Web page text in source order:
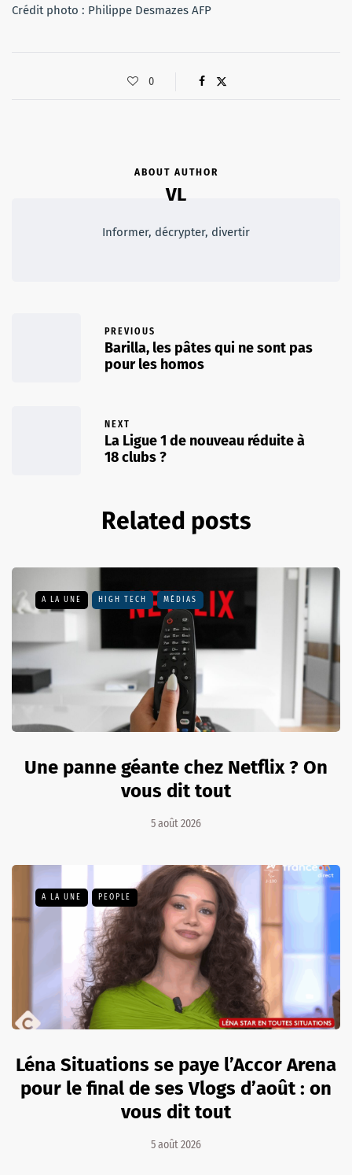
Crédit photo : Philippe Desmazes AFP
0
ABOUT AUTHOR
VL
Informer, décrypter, divertir
PREVIOUS
Barilla, les pâtes qui ne sont pas
pour les homos
NEXT
La Ligue 1 de nouveau réduite à
18 clubs ?
Related posts
A LA UNE HIGH TECH MÉDIAS
Une panne géante chez Netflix ? On
vous dit tout
5 août 2026
A LA UNE PEOPLE
Léna Situations se paye l’Accor Arena
pour le final de ses Vlogs d’août : on
vous dit tout
5 août 2026